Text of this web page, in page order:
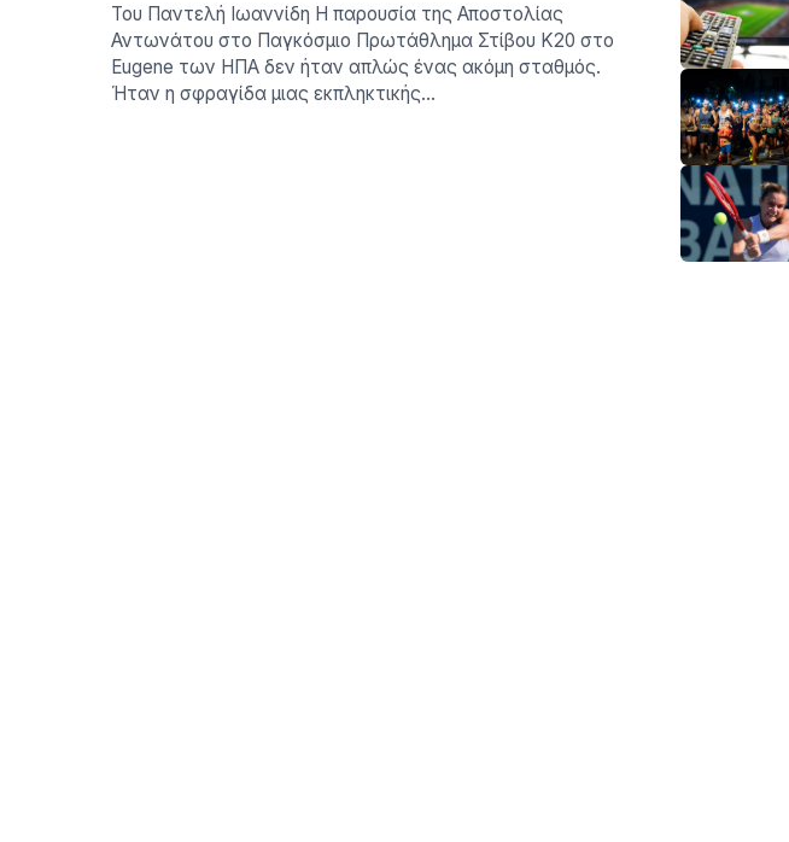
Του Παντελή Ιωαννίδη ​Η παρουσία της Αποστολίας
Αντωνάτου στο Παγκόσμιο Πρωτάθλημα Στίβου Κ20 στο
Eugene των ΗΠΑ δεν ήταν απλώς ένας ακόμη σταθμός.
Ήταν η σφραγίδα μιας εκπληκτικής…